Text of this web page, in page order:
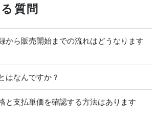
質問
ら販売開始までの流れはどうなります
なんですか？
支払単価を確認する方法はあります